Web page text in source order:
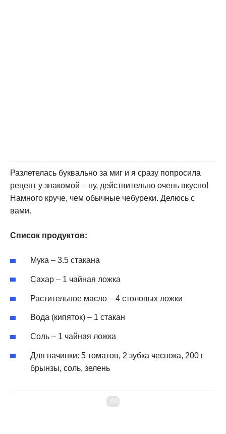
Разлетелась буквально за миг и я сразу попросила
рецепт у знакомой – ну, действительно очень вкусно!
Намного круче, чем обычные чебуреки. Делюсь с
вами.
Список продуктов:
Мука – 3.5 стакана
Сахар – 1 чайная ложка
Растительное масло – 4 столовых ложки
Вода (кипяток) – 1 стакан
Соль – 1 чайная ложка
Для начинки: 5 томатов, 2 зубка чеснока, 200 г
брынзы, соль, зелень
Ad